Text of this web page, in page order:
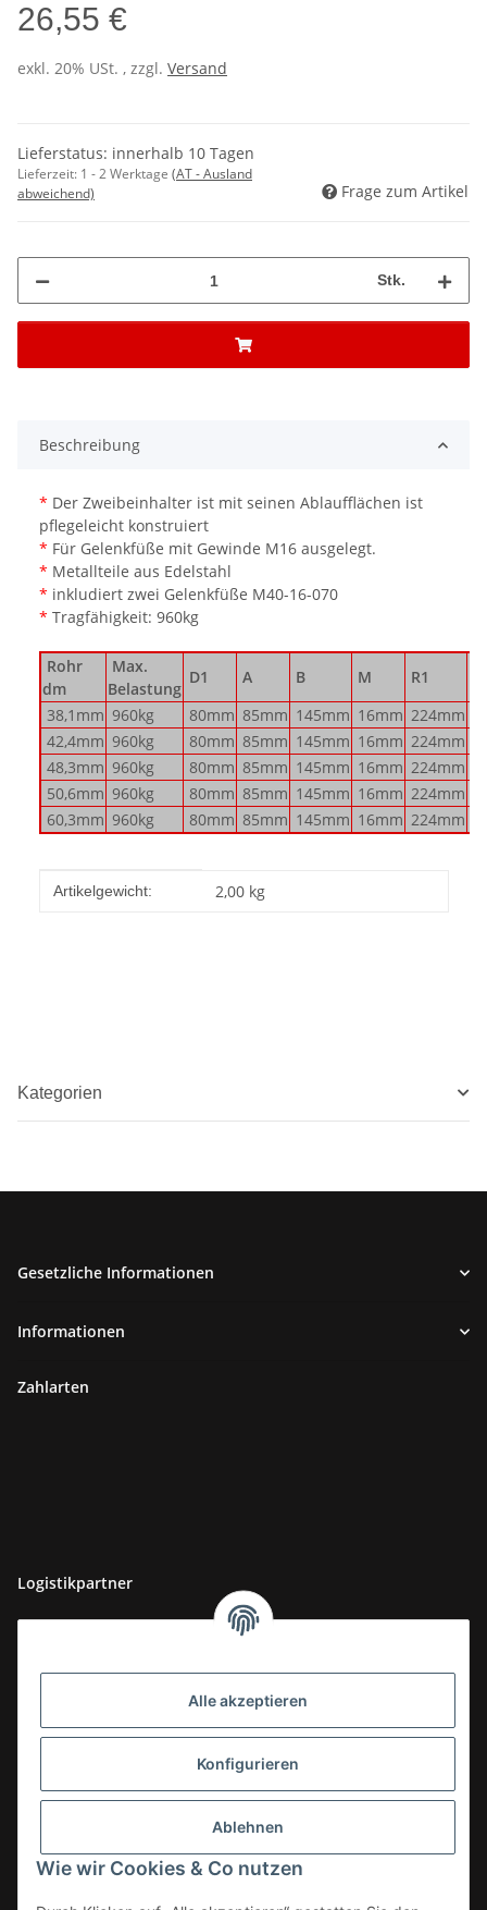
Alle akzeptieren
Konfigurieren
Ablehnen
Wie wir Cookies & Co nutzen
26,55 €
exkl. 20% USt. , zzgl. Versand
Lieferstatus: innerhalb 10 Tagen
Lieferzeit: 1 - 2 Werktage (AT - Ausland
abweichend)
Frage zum Artikel
Stk.
Beschreibung
* Der Zweibeinhalter ist mit seinen Ablaufflächen ist
pflegeleicht konstruiert
* Für Gelenkfüße mit Gewinde M16 ausgelegt.
* Metallteile aus Edelstahl
* inkludiert zwei Gelenkfüße M40-16-070
* Tragfähigkeit: 960kg
Rohr
dm
Max.
Belastung
D1 A B M R1
38,1mm 960kg 80mm 85mm 145mm 16mm 224mm
42,4mm 960kg 80mm 85mm 145mm 16mm 224mm
48,3mm 960kg 80mm 85mm 145mm 16mm 224mm
50,6mm 960kg 80mm 85mm 145mm 16mm 224mm
60,3mm 960kg 80mm 85mm 145mm 16mm 224mm
Produkteigenschaft
Wert
Artikelgewicht: 2,00 kg
Kategorien
Gesetzliche Informationen
Informationen
Zahlarten
Logistikpartner